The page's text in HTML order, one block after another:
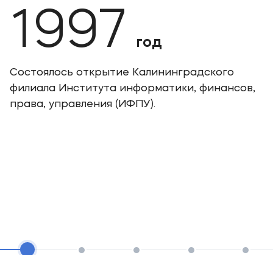
1997 год
Состоялось открытие Калининградского
филиала Института информатики, финансов,
права, управления (ИФПУ).